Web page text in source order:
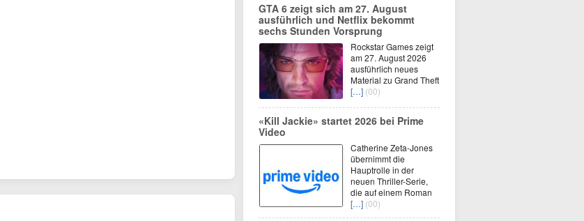
GTA 6 zeigt sich am 27. August
ausführlich und Netflix bekommt
sechs Stunden Vorsprung
Rockstar Games zeigt
am 27. August 2026
ausführlich neues
Material zu Grand Theft
[…] (00)
«Kill Jackie» startet 2026 bei Prime
Video
Catherine Zeta-Jones
übernimmt die
Hauptrolle in der
neuen Thriller-Serie,
die auf einem Roman
[…] (00)